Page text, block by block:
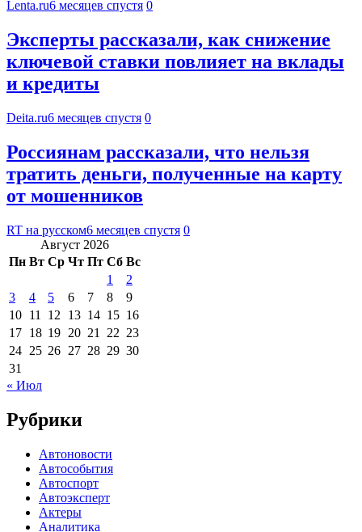
Lenta.ru6 месяцев спустя 0
Эксперты рассказали, как снижение
ключевой ставки повлияет на вклады
и кредиты
Deita.ru6 месяцев спустя 0
Россиянам рассказали, что нельзя
тратить деньги, полученные на карту
от мошенников
RT на русском6 месяцев спустя 0
Август 2026
Пн Вт Ср Чт Пт Сб Вс
1
2
3
4 5 6 7 8
9
10 11 12 13 14 15 16
17 18 19 20 21 22 23
24 25 26 27 28 29 30
31
« Июл
Рубрики
Автоновости
Автособытия
Автоспорт
Автоэксперт
Актеры
Аналитика